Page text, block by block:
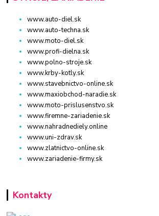
www.auto-diel.sk
www.auto-techna.sk
www.moto-diel.sk
www.profi-dielna.sk
www.polno-stroje.sk
www.krby-kotly.sk
www.stavebnictvo-online.sk
www.maxiobchod-naradie.sk
www.moto-prislusenstvo.sk
www.firemne-zariadenie.sk
www.nahradnediely.online
www.uni-zdrav.sk
www.zlatnictvo-online.sk
www.zariadenie-firmy.sk
Kontakty